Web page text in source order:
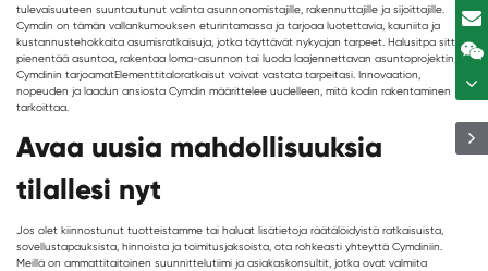
tulevaisuuteen suuntautunut valinta asunnonomistajille, rakennuttajille ja sijoittajille.
Cymdin on tämän vallankumouksen eturintamassa ja tarjoaa luotettavia, kauniita ja
kustannustehokkaita asumisratkaisuja, jotka täyttävät nykyajan tarpeet. Halusitpa sitten
pienentää asuntoa, rakentaa loma-asunnon tai luoda laajennettavan asuntoprojektin,
Cymdinin tarjoamatElementtitaloratkaisut voivat vastata tarpeitasi. Innovaation,
nopeuden ja laadun ansiosta Cymdin määrittelee uudelleen, mitä kodin rakentaminen
tarkoittaa.
Avaa uusia mahdollisuuksia
tilallesi nyt
Jos olet kiinnostunut tuotteistamme tai haluat lisätietoja räätälöidyistä ratkaisuista,
sovellustapauksista, hinnoista ja toimitusjaksoista, ota rohkeasti yhteyttä Cymdiniin.
Meillä on ammattitaitoinen suunnittelutiimi ja asiakaskonsultit, jotka ovat valmiita